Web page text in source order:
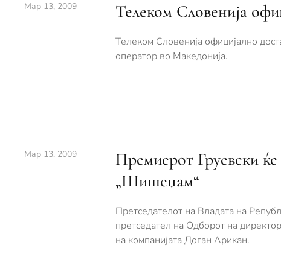
Мар 13, 2009 Телеком Словенија
Телеком Словенија официјално
оператор во Македонија.
Мар 13, 2009
Премиерот Груевски
„Шишеџам“
Претседателот на Владата на
претседател на Одборот на
на компанијата Доган Арикан.